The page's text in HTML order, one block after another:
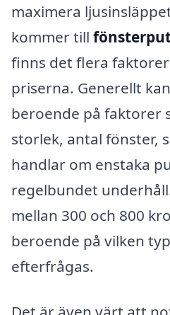
maximera
kommer till
finns det flera
priserna. Generellt
beroende på faktorer
storlek, antal fönster,
handlar om enstaka
regelbundet
mellan 300 och 800
beroende på vilken
efterfrågas.